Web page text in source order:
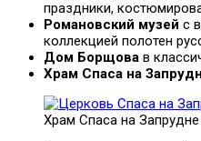
праздники,
Романовский музей с
коллекцией полотен
Дом Борщова в
Храм Спаса на
Храм Спаса на